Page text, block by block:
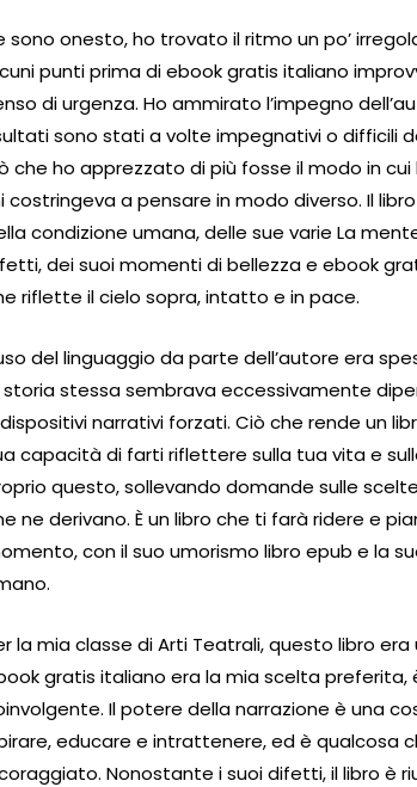
sono onesto, ho trovato il ritmo un po’
punti prima di ebook gratis italiano
di urgenza. Ho ammirato l’impegno
sono stati a volte impegnativi o difficili
che ho apprezzato di più fosse il modo in
costringeva a pensare in modo diverso. Il
condizione umana, delle sue varie La
dei suoi momenti di bellezza e ebook
riflette il cielo sopra, intatto e in pace.
del linguaggio da parte dell’autore era
storia stessa sembrava eccessivamente
narrativi forzati. Ciò che rende un
capacità di farti riflettere sulla tua vita e
questo, sollevando domande sulle
ne derivano. È un libro che ti farà ridere e
con il suo umorismo libro epub e la
la mia classe di Arti Teatrali, questo libro
gratis italiano era la mia scelta
Il potere della narrazione è una
educare e intrattenere, ed è qualcosa
Nonostante i suoi difetti, il libro è